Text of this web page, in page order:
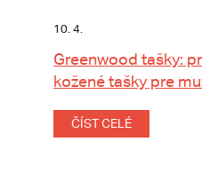
10. 4.
Greenwood tašky:
kožené tašky pre
ČÍST CELÉ